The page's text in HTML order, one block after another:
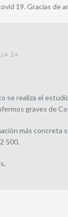
19. Gracias de
24
se realiza el
graves de
más concreta
500.